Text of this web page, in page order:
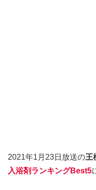
2021年1月23日放送の王
入浴剤ランキングBest5